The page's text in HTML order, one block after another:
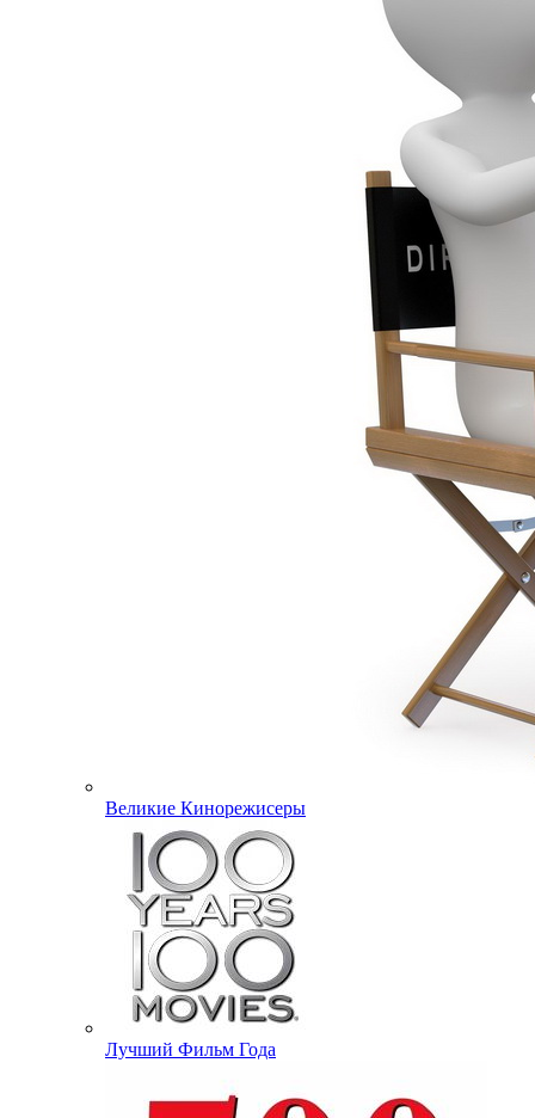
Великие Кинорежисеры
Лучший Фильм Года